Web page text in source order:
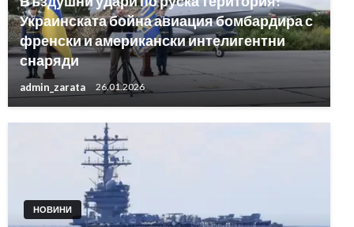
Украинската бойна авиация бомбардира с
френски и американски интелигентни
снаряди
admin_zarata 26.01.2026
НОВИНИ